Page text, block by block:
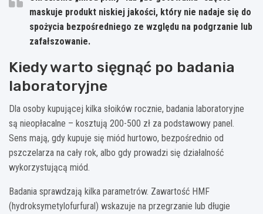
maskuje produkt niskiej jakości, który nie nadaje się do
spożycia bezpośredniego ze względu na podgrzanie lub
zafałszowanie.
Kiedy warto sięgnąć po badania
laboratoryjne
Dla osoby kupującej kilka słoików rocznie, badania laboratoryjne
są nieopłacalne – kosztują 200-500 zł za podstawowy panel.
Sens mają, gdy kupuje się miód hurtowo, bezpośrednio od
pszczelarza na cały rok, albo gdy prowadzi się działalność
wykorzystującą miód.
Badania sprawdzają kilka parametrów. Zawartość HMF
(hydroksymetylofurfural) wskazuje na przegrzanie lub długie